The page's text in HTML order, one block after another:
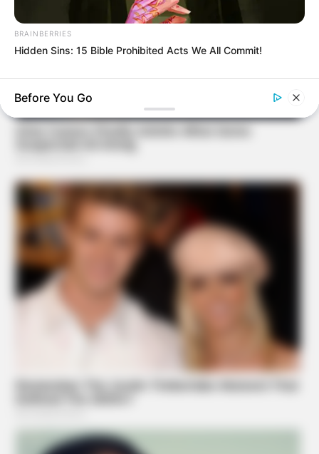
BRAINBERRIES
Hidden Sins: 15 Bible Prohibited Acts We All Commit!
Before You Go